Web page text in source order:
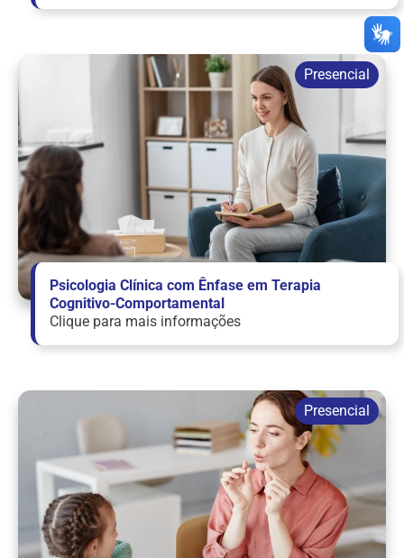
Psicologia Clínica com Ênfase em Terapia
Cognitivo-Comportamental
Clique para mais informações